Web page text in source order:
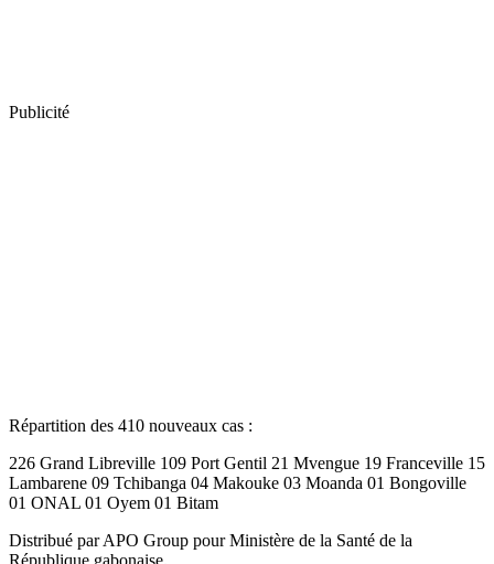
Publicité
Répartition des 410 nouveaux cas :
226 Grand Libreville 109 Port Gentil 21 Mvengue 19 Franceville 15
Lambarene 09 Tchibanga 04 Makouke 03 Moanda 01 Bongoville
01 ONAL 01 Oyem 01 Bitam
Distribué par APO Group pour Ministère de la Santé de la
République gabonaise.